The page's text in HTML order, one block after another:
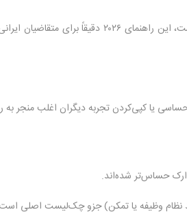
یا کپی‌کردن تجربه دیگران اغلب منجر